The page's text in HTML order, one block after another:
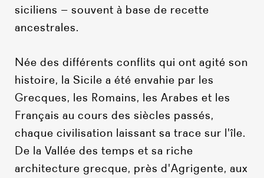
siciliens – souvent à base de recette
ancestrales.
Née des différents conflits qui ont agité son
histoire, la Sicile a été envahie par les
Grecques, les Romains, les Arabes et les
Français au cours des siècles passés,
chaque civilisation laissant sa trace sur l'île.
De la Vallée des temps et sa riche
architecture grecque, près d'Agrigente, aux